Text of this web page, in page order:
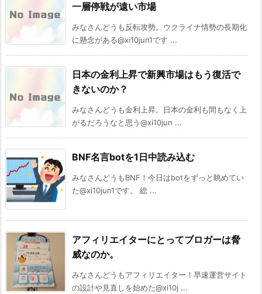
一層停戦が遠い市場
みなさんどうも反転攻勢。ウクライナ情勢の長期化
に懸念がある@xi10jun1です ...
日本の金利上昇で新興市場はもう復活で
きないのか？
みなさんどうも金利上昇。日本の金利も間もなく上
がるだろうなと思う@xi10jun ...
BNF名言botを1日中読み込む
みなさんどうもBNF！今日はbotをずっと眺めてい
た@xi10jun1です。 総 ...
アフィリエイターにとってブロガーは脅
威なのか。
みなさんどうもアフィリエイター！早速運営サイト
の設計や見直しを始めた@xi10j ...